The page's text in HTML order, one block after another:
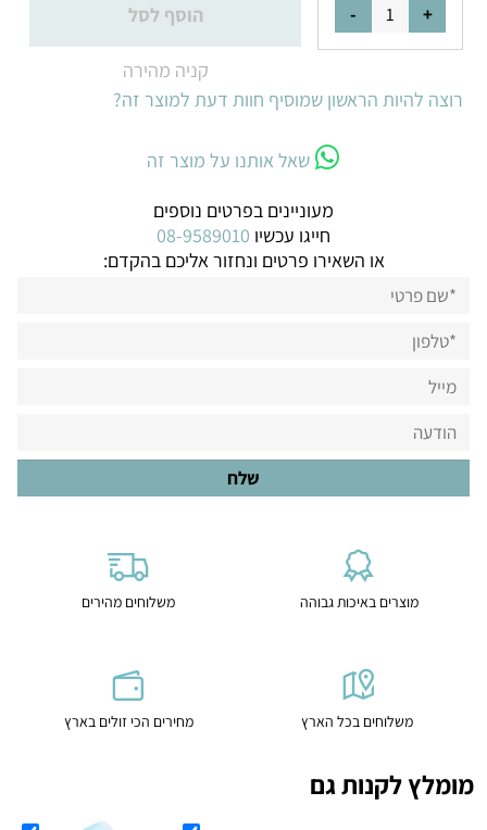
הוסף לסל
קניה מהירה
רוצה להיות הראשון שמוסיף חוות דעת למוצר זה?
שאל אותנו על מוצר זה
מעוניינים בפרטים נוספים
חייגו עכשיו 08-9589010
או השאירו פרטים ונחזור אליכם בהקדם:
מוצרים באיכות גבוהה משלוחים מהירים
משלוחים בכל הארץ מחירים הכי זולים בארץ
מומלץ לקנות גם